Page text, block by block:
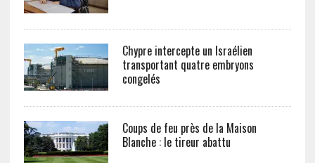
Chypre intercepte un Israélien
transportant quatre embryons
congelés
Coups de feu près de la Maison
Blanche : le tireur abattu